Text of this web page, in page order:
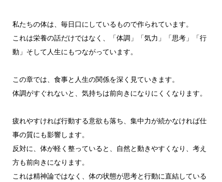
私たちの体は、毎日口にしているもので作られています。
これは栄養の話だけではなく、「体調」「気力」「思考」「行
動」そして人生にもつながっています。
この章では、食事と人生の関係を深く見ていきます。
体調がすぐれないと、気持ちは前向きになりにくくなります。
疲れやすければ行動する意欲も落ち、集中力が続かなければ仕
事の質にも影響します。
反対に、体が軽く整っていると、自然と動きやすくなり、考え
方も前向きになります。
これは精神論ではなく、体の状態が思考と行動に直結している